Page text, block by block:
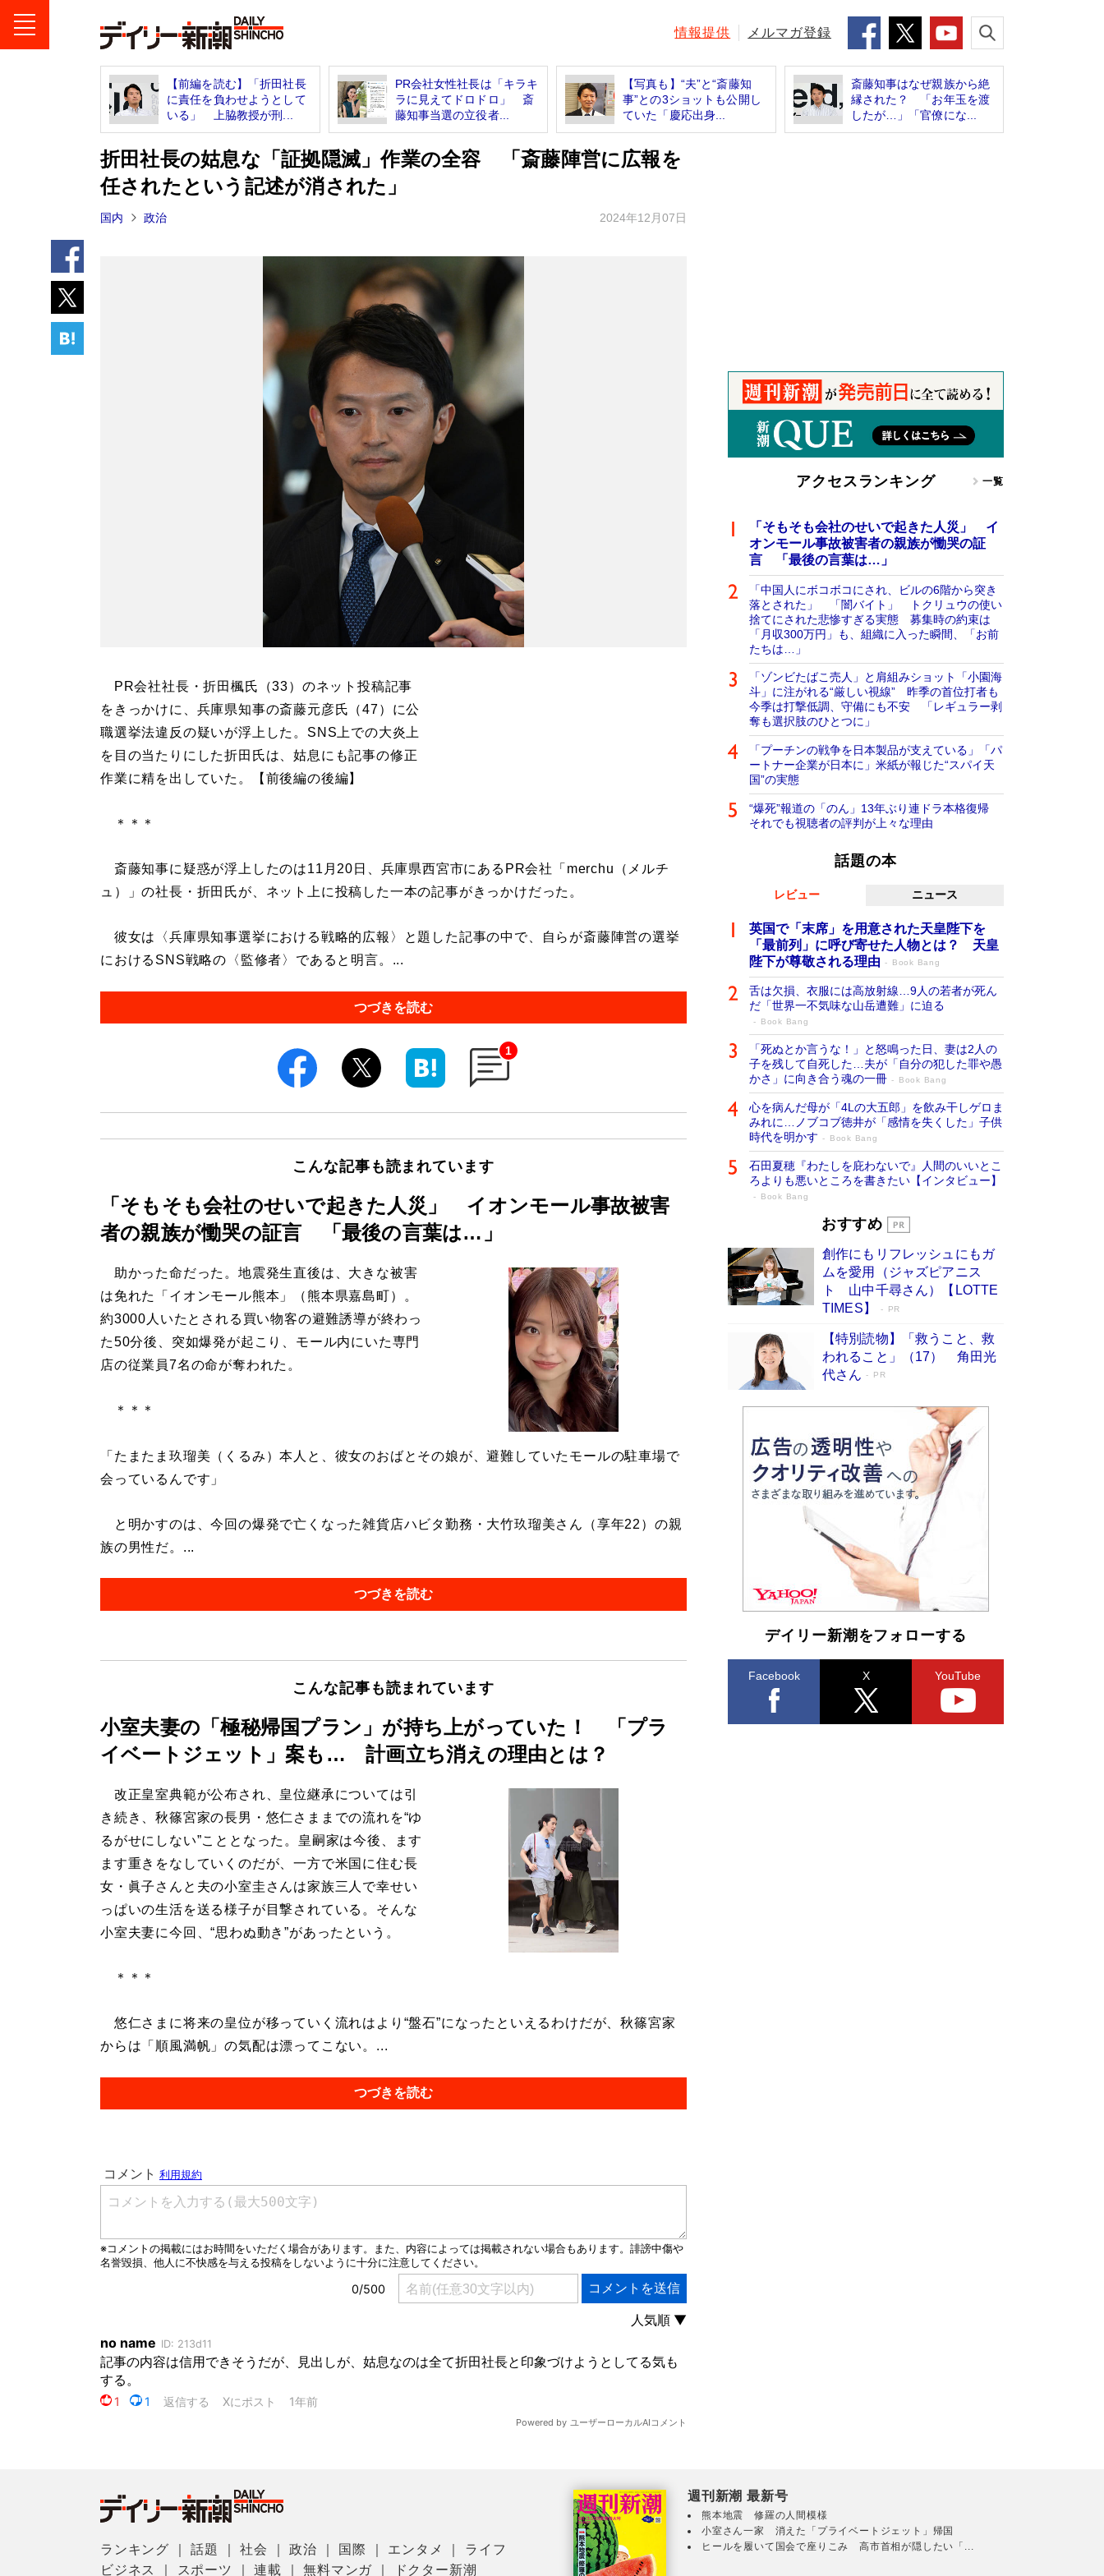
情報提供 メルマガ登録
【前編を読む】「折田社長
に責任を負わせようとして
いる」 上脇教授が刑...
PR会社女性社長は「キラキ
ラに見えてドロドロ」 斎
藤知事当選の立役者...
【写真も】“夫”と“斎藤知
事”との3ショットも公開し
ていた「慶応出身...
斎藤知事はなぜ親族から絶
縁された？ 「お年玉を渡
したが…」「官僚にな...
折田社長の姑息な「証拠隠滅」作業の全容 「斎藤陣営に広報を
任されたという記述が消された」
国内 政治 2024年12月07日
PR会社社長・折田楓氏（33）のネット投稿記事
をきっかけに、兵庫県知事の斎藤元彦氏（47）に公
職選挙法違反の疑いが浮上した。SNS上での大炎上
を目の当たりにした折田氏は、姑息にも記事の修正
作業に精を出していた。【前後編の後編】
＊＊＊
斎藤知事に疑惑が浮上したのは11月20日、兵庫県西宮市にあるPR会社「merchu（メルチ
ュ）」の社長・折田氏が、ネット上に投稿した一本の記事がきっかけだった。
彼女は〈兵庫県知事選挙における戦略的広報〉と題した記事の中で、自らが斎藤陣営の選挙
におけるSNS戦略の〈監修者〉であると明言。...
つづきを読む
1
こんな記事も読まれています
「そもそも会社のせいで起きた人災」 イオンモール事故被害
者の親族が慟哭の証言 「最後の言葉は…」
助かった命だった。地震発生直後は、大きな被害
は免れた「イオンモール熊本」（熊本県嘉島町）。
約3000人いたとされる買い物客の避難誘導が終わっ
た50分後、突如爆発が起こり、モール内にいた専門
店の従業員7名の命が奪われた。
＊＊＊
「たまたま玖瑠美（くるみ）本人と、彼女のおばとその娘が、避難していたモールの駐車場で
会っているんです」
と明かすのは、今回の爆発で亡くなった雑貨店ハビタ勤務・大竹玖瑠美さん（享年22）の親
族の男性だ。...
つづきを読む
こんな記事も読まれています
小室夫妻の「極秘帰国プラン」が持ち上がっていた！ 「プラ
イベートジェット」案も… 計画立ち消えの理由とは？
改正皇室典範が公布され、皇位継承については引
き続き、秋篠宮家の長男・悠仁さままでの流れを“ゆ
るがせにしない”こととなった。皇嗣家は今後、ます
ます重きをなしていくのだが、一方で米国に住む長
女・眞子さんと夫の小室圭さんは家族三人で幸せい
っぱいの生活を送る様子が目撃されている。そんな
小室夫妻に今回、“思わぬ動き”があったという。
＊＊＊
悠仁さまに将来の皇位が移っていく流れはより“盤石”になったといえるわけだが、秋篠宮家
からは「順風満帆」の気配は漂ってこない。...
つづきを読む
アクセスランキング 一覧
「そもそも会社のせいで起きた人災」 イ
オンモール事故被害者の親族が慟哭の証
言 「最後の言葉は…」
「中国人にボコボコにされ、ビルの6階から突き
落とされた」 「闇バイト」 トクリュウの使い
捨てにされた悲惨すぎる実態 募集時の約束は
「月収300万円」も、組織に入った瞬間、「お前
たちは…」
「ゾンビたばこ売人」と肩組みショット「小園海
斗」に注がれる“厳しい視線” 昨季の首位打者も
今季は打撃低調、守備にも不安 「レギュラー剥
奪も選択肢のひとつに」
「プーチンの戦争を日本製品が支えている」「パ
ートナー企業が日本に」米紙が報じた“スパイ天
国”の実態
“爆死”報道の「のん」13年ぶり連ドラ本格復帰
それでも視聴者の評判が上々な理由
話題の本
レビュー ニュース
英国で「末席」を用意された天皇陛下を
「最前列」に呼び寄せた人物とは？ 天皇
陛下が尊敬される理由
Book Bang
舌は欠損、衣服には高放射線…9人の若者が死ん
だ「世界一不気味な山岳遭難」に迫る
Book Bang
「死ぬとか言うな！」と怒鳴った日、妻は2人の
子を残して自死した…夫が「自分の犯した罪や愚
かさ」に向き合う魂の一冊
Book Bang
心を病んだ母が「4Lの大五郎」を飲み干しゲロま
みれに…ノブコブ徳井が「感情を失くした」子供
時代を明かす
Book Bang
石田夏穂『わたしを庇わないで』人間のいいとこ
ろよりも悪いところを書きたい【インタビュー】
Book Bang
「叱って伸びるやつは、褒めたらもっと伸
た“人を育てるコツ”…芸への考え方を明か
す
Book Bang
「『火垂るの墓』は、大嘘である」原作者が抱き
続けた“自責の念”とは…「自己憐憫は描きたくな
い」監督が徹底的にこだわったこと（後編） #
戦争の記憶
Book Bang
美輪明宏 晩年の回答を集めた『ほほえんで生き
るための人生相談』がランクイン［エンターテイ
メントベストセラー］
Book Bang
「宇宙兄弟」最終46巻がベストセラー1位 宇宙
開発への関心を押し上げた18年の物語に幕 特装
版には「宇宙で描かれたマンガ」も収録
Book Bang
友近氏、絶賛！ 鎌倉を舞台に、孤独を抱えた
人々が新たな一歩を踏み出す連作短篇集『海のほ
とりのプラネット』試し読み
Book Bang
おすすめ
創作にもリフレッシュにもガ
ムを愛用（ジャズピアニス
ト 山中千尋さん）【LOTTE
TIMES】
PR
【特別読物】「救うこと、救
われること」（17） 角田光
代さん
PR
デイリー新潮をフォローする
Facebook X YouTube
ランキング ｜話題 ｜社会 ｜政治 国際 エンタメ
ライフ
ビジネス
スポーツ ｜連載 ｜無料マンガ ドクター新潮
週刊新潮 最新号
熊本地震 修羅の人間模様
小室さん一家 消えた「プライベートジェット」帰国
ヒールを履いて国会で座りこみ 高市首相が隠したい「...